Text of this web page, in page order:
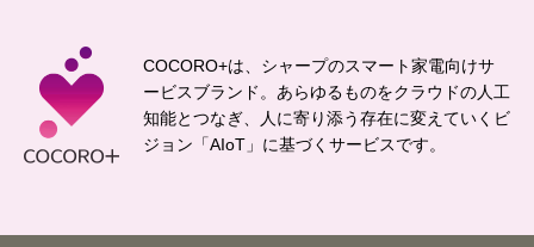
COCORO+は、シャープのスマート家電向けサ
ービスブランド。 あらゆるものをクラウドの人工
知能とつなぎ、
人に寄り添う存在に変えていくビ
ジョン「AIoT」に基づくサービスです。